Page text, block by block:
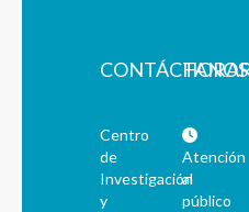
CONTÁCTANOS
Centro
de
Investigación
y
Atención
al
público